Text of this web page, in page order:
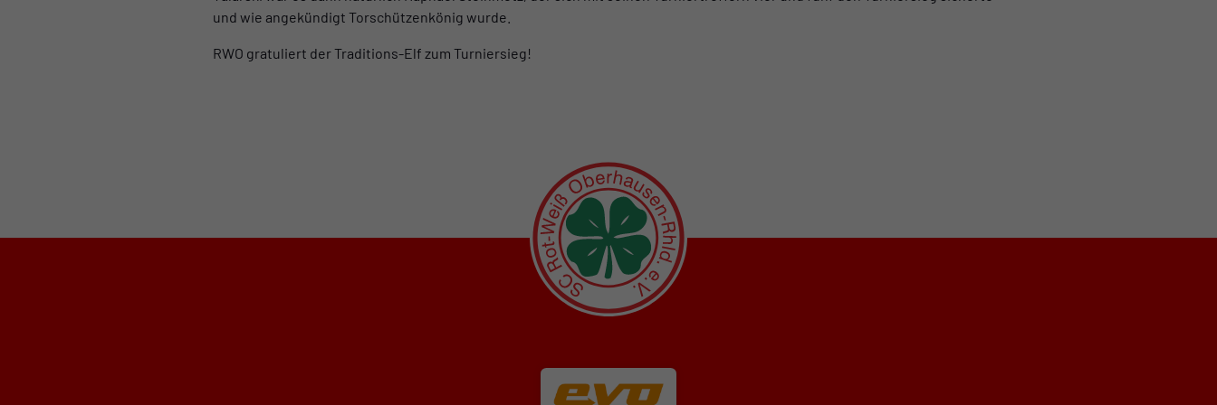
und wie angekündigt Torschützenkönig wurde.
RWO gratuliert der Traditions-Elf zum Turniersieg!